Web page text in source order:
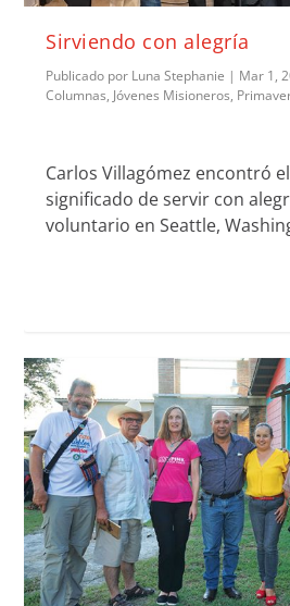
Sirviendo con alegría
Publicado por Luna Stephanie | Mar 1,
Columnas, Jóvenes Misioneros,
Carlos Villagómez encontró
significado de servir con
voluntario en Seattle,